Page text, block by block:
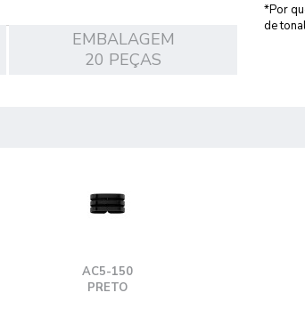
EMBALAGEM
20 PEÇAS
*Por
de
AC5-150
PRETO